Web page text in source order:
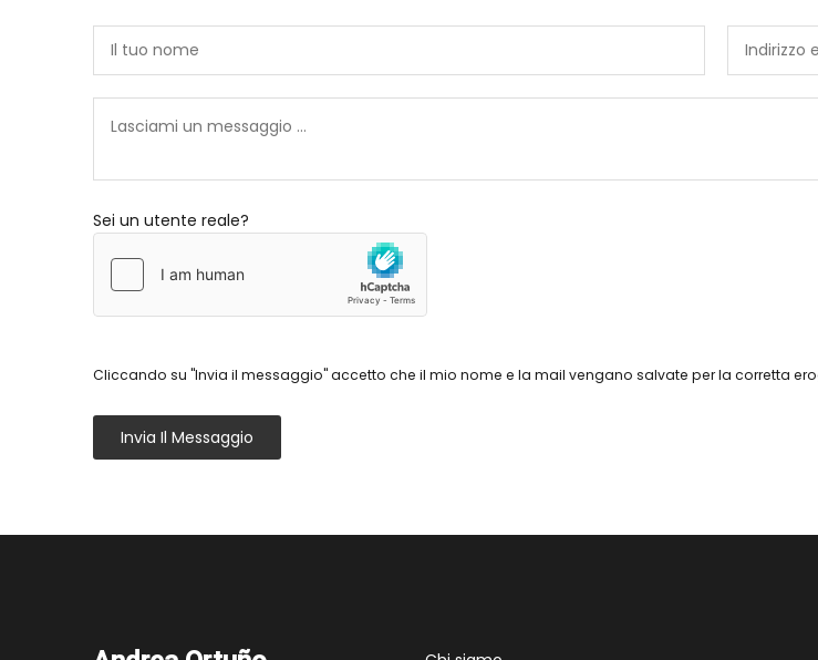
Sei un utente reale?
Cliccando su "Invia il messaggio" accetto che il mio nome e la mail vengano salvate per la corretta
Invia Il Messaggio